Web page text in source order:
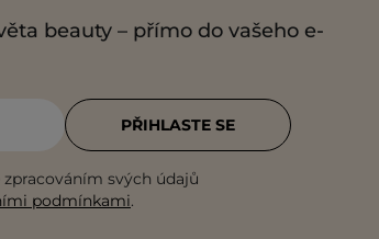
beauty – přímo do vašeho e-
svých údajů
podmínkami.
PŘIHLASTE SE